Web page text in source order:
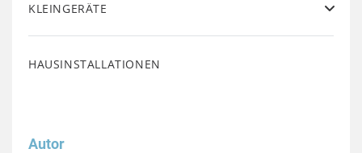
KLEINGERÄTE
HAUSINSTALLATIONEN
Autor